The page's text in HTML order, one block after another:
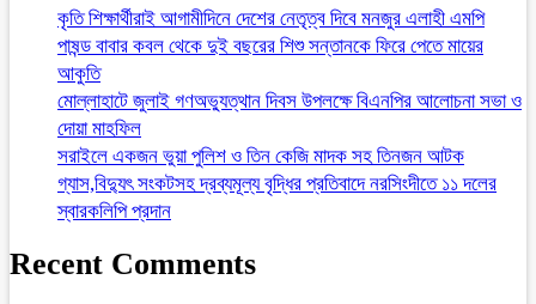
কৃতি শিক্ষার্থীরাই আগামীদিনে দেশের নেতৃত্ব দিবে মনজুর এলাহী এমপি
পাষন্ড বাবার কবল থেকে দুই বছরের শিশু সন্তানকে ফিরে পেতে মায়ের
আকুতি
মোল্লাহাটে জুলাই গণঅভ্যুত্থান দিবস উপলক্ষে বিএনপির আলোচনা সভা ও
দোয়া মাহফিল
সরাইলে একজন ভুয়া পুলিশ ও তিন কেজি মাদক সহ তিনজন আটক
গ্যাস,বিদ্যুৎ সংকটসহ দ্রব্যমূল্য বৃদ্ধির প্রতিবাদে নরসিংদীতে ১১ দলের
স্বারকলিপি প্রদান
Recent Comments